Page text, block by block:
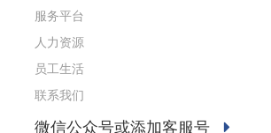
服务平台
人力资源
员工生活
联系我们
微信公众号或添加客服号